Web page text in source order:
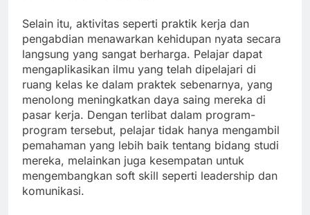
Selain itu, aktivitas seperti praktik kerja dan
pengabdian menawarkan kehidupan nyata secara
langsung yang sangat berharga. Pelajar dapat
mengaplikasikan ilmu yang telah dipelajari di
ruang kelas ke dalam praktek sebenarnya, yang
menolong meningkatkan daya saing mereka di
pasar kerja. Dengan terlibat dalam program-
program tersebut, pelajar tidak hanya mengambil
pemahaman yang lebih baik tentang bidang studi
mereka, melainkan juga kesempatan untuk
mengembangkan soft skill seperti leadership dan
komunikasi.